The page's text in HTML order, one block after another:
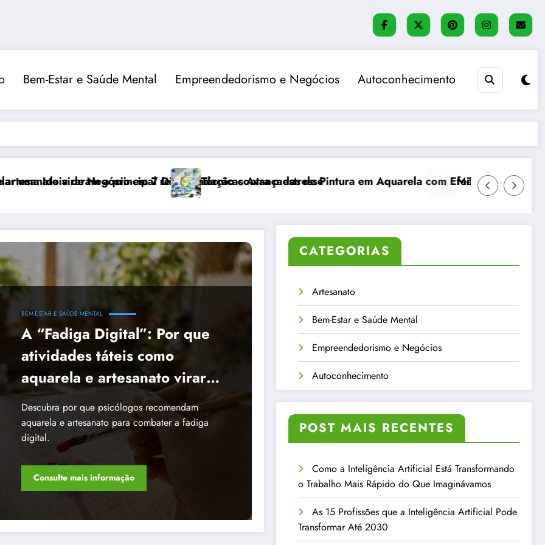
Bem-Estar e Saúde Mental Empreendedorismo e Negócios Autoconhecimento
recomendação contra o estresse
7 Dias Técnicas Avançadas de Pintura em Aquarela com Efeitos RealistasMétodo Bullet Journal: organização,
BEM-ESTAR E SAÚDE MENTAL
A “Fadiga Digital”: Por que
atividades táteis como
aquarela e artesanato viraram
a principal recomendação
contra o estresse
Descubra por que psicólogos recomendam
aquarela e artesanato para combater a fadiga
digital.
Consulte mais informação
CATEGORIAS
Artesanato
Bem-Estar e Saúde Mental
Empreendedorismo e Negócios
Autoconhecimento
POST MAIS RECENTES
Como a Inteligência Artificial Está Transformando
o Trabalho Mais Rápido do Que Imaginávamos
As 15 Profissões que a Inteligência Artificial Pode
Transformar Até 2030